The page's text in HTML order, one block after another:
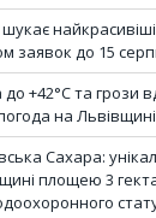
заявок до 15
+42°C та грози
на
Сахара:
площею 3